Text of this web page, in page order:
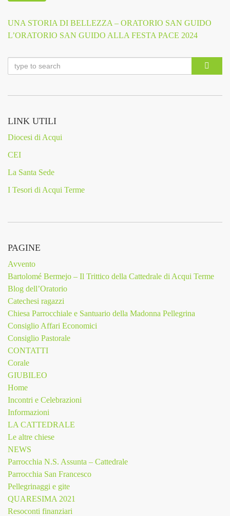
Navigazione
Previous
Post
UNA STORIA DI BELLEZZA – ORATORIO SAN GUIDO
Next
L’ORATORIO SAN GUIDO ALLA FESTA PACE 2024
LINK UTILI
Diocesi di Acqui
CEI
La Santa Sede
I Tesori di Acqui Terme
PAGINE
Avvento
Bartolomé Bermejo – Il Trittico della Cattedrale di Acqui Terme
Blog dell’Oratorio
Catechesi ragazzi
Chiesa Parrocchiale e Santuario della Madonna Pellegrina
Consiglio Affari Economici
Consiglio Pastorale
CONTATTI
Corale
GIUBILEO
Home
Incontri e Celebrazioni
Informazioni
LA CATTEDRALE
Le altre chiese
NEWS
Parrocchia N.S. Assunta – Cattedrale
Parrocchia San Francesco
Pellegrinaggi e gite
QUARESIMA 2021
Resoconti finanziari